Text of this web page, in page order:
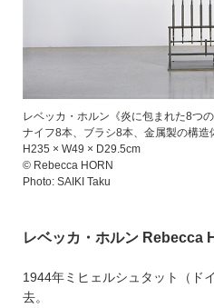
レベッカ・ホルン《炎に包まれた8つ
ナイフ8本、ブラシ8本、金属製の構造
H235 × W49 × D29.5cm
© Rebecca HORN
Photo: SAIKI Taku
レベッカ・ホルン Rebecca
1944年ミヒェルシュタット（ド
去。